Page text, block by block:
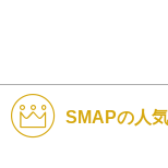
SMAPの人